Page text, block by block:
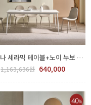
뮤토 코나 세라믹 테이블+노이 누보 체어 6인 식탁세트 (색상선택) GPP 450-51-3,4
1,163,636원 640,000